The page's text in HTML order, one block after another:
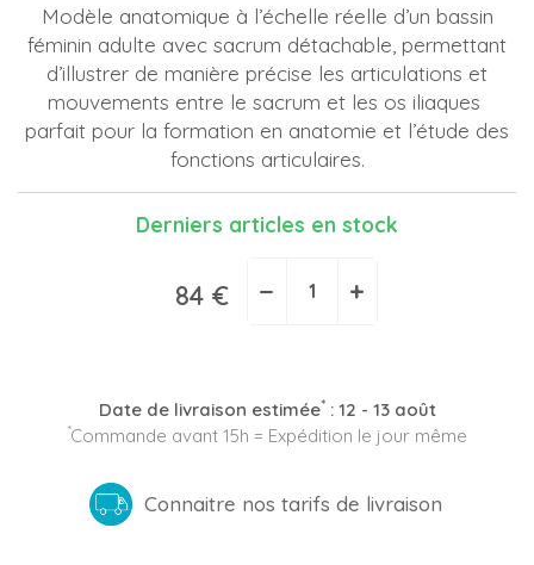
Modèle anatomique à l’échelle réelle d’un bassin
féminin adulte avec sacrum détachable, permettant
d’illustrer de manière précise les articulations et
mouvements entre le sacrum et les os iliaques
parfait pour la formation en anatomie et l’étude des
fonctions articulaires.
Derniers articles en stock
84 € − +
Date de livraison estimée*: 12 - 13 août
*Commande avant 15h = Expédition le jour même
Connaitre nos tarifs de livraison